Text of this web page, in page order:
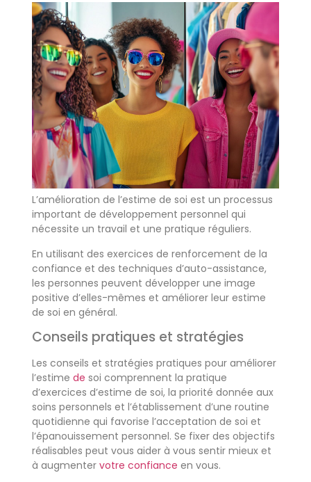
L’amélioration de l’estime de soi est un processus
important de développement personnel qui
nécessite un travail et une pratique réguliers.
En utilisant des exercices de renforcement de la
confiance et des techniques d’auto-assistance,
les personnes peuvent développer une image
positive d’elles-mêmes et améliorer leur estime
de soi en général.
Conseils pratiques et stratégies
Les conseils et stratégies pratiques pour améliorer
l’estime de soi comprennent la pratique
d’exercices d’estime de soi, la priorité donnée aux
soins personnels et l’établissement d’une routine
quotidienne qui favorise l’acceptation de soi et
l’épanouissement personnel. Se fixer des objectifs
réalisables peut vous aider à vous sentir mieux et
à augmenter votre confiance en vous.